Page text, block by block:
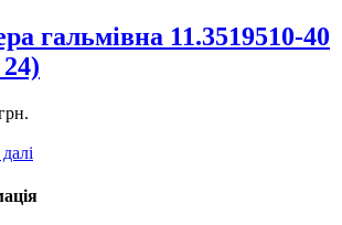
гальмівна 11.3519510-40